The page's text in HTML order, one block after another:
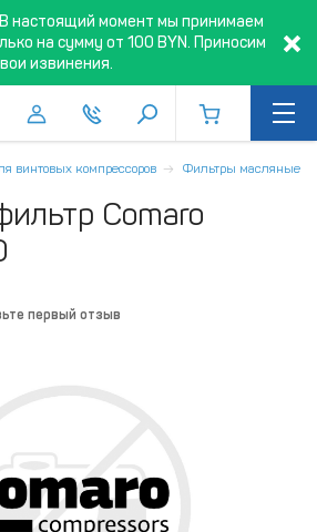
настоящий момент мы принимаем
на сумму от 100 BYN. Приносим
извинения.
винтовых компрессоров Фильтры масляные
Comaro
первый отзыв